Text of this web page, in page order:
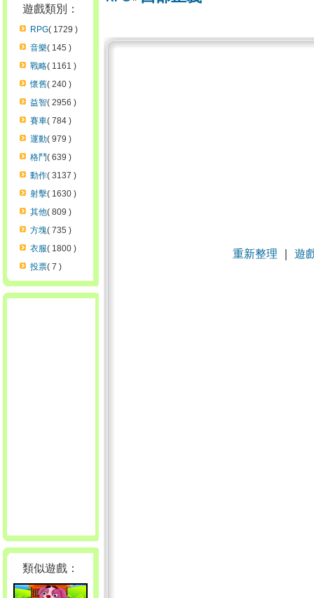
遊戲類別：
RPG( 1729 )
音樂( 145 )
戰略( 1161 )
懷舊( 240 )
益智( 2956 )
賽車( 784 )
運動( 979 )
格鬥( 639 )
動作( 3137 )
射擊( 1630 )
其他( 809 )
方塊( 735 )
衣服( 1800 )
投票( 7 )
類似遊戲：
重新整理 遊